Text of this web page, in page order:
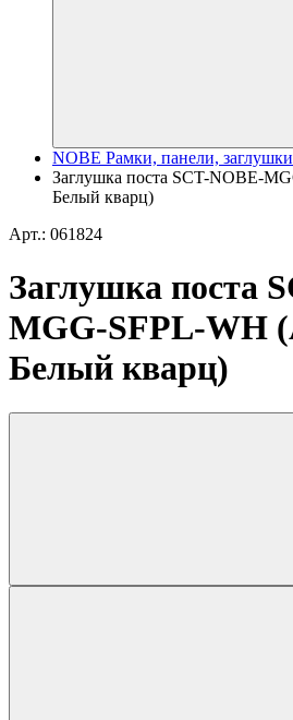
NOBE Рамки, панели, заглушки
Заглушка поста SCT-NOBE-
Белый кварц)
Арт.: 061824
Заглушка поста
MGG-SFPL-WH
Белый кварц)